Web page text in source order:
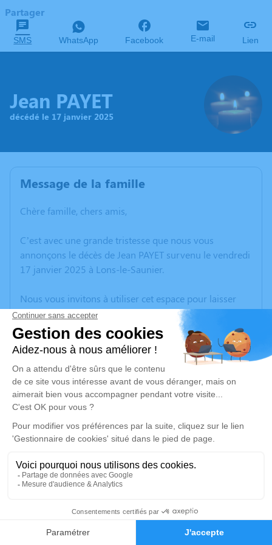
Faire-part Hommages
Partager
SMS WhatsApp Facebook E-mail Lien
Jean PAYET
décédé le 17 janvier 2025
Message de la famille
Chère famille, chers amis,
C’est avec une grande tristesse que nous vous
annonçons le décès de Jean PAYET survenu le vendredi
17 janvier 2025 à Lons-le-Saunier.
Nous vous invitons à utiliser cet espace pour laisser
vos condoléances, partager des photos souvenirs, une
anecdote ou exprimer vos pensées à travers des
poèmes ou des textes. Cet endroit est un lieu
d'expression dédié à honorer la mémoire de Jean
PAYET.
Un service de plantation d’arbre hommage est
disponible ici.
Je rends hommage
Cérémonie
71330 Bosjean